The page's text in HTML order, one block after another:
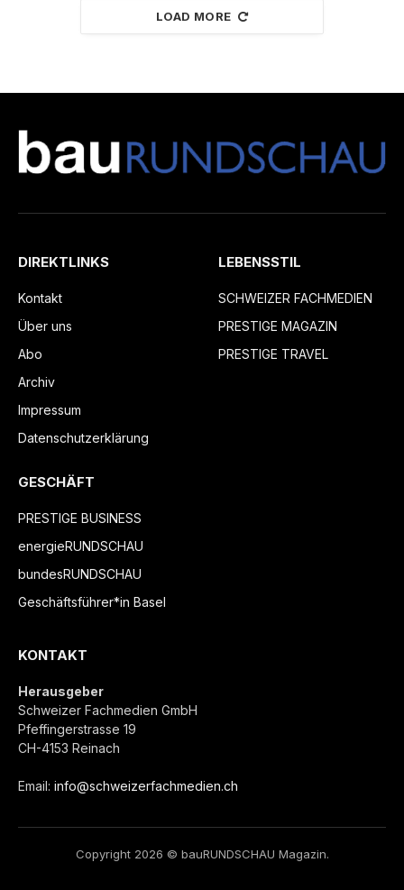
LOAD MORE
DIREKTLINKS
Kontakt
Über uns
Abo
Archiv
Impressum
Datenschutzerklärung
LEBENSSTIL
SCHWEIZER FACHMEDIEN
PRESTIGE MAGAZIN
PRESTIGE TRAVEL
GESCHÄFT
PRESTIGE BUSINESS
energieRUNDSCHAU
bundesRUNDSCHAU
Geschäftsführer*in Basel
KONTAKT
Herausgeber
Schweizer Fachmedien GmbH
Pfeffingerstrasse 19
CH-4153 Reinach
Email: info@schweizerfachmedien.ch
Copyright 2026 © bauRUNDSCHAU Magazin.